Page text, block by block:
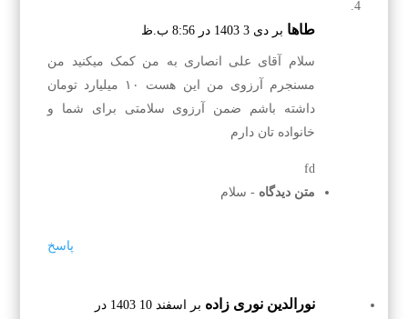
طاها بر دی 3 1403 در 8:56 ب.ظ
سلام آقای علی انصاری به من کمک میکنید من
مسنجرم آرزوی من این هست ۱۰ میلیارد تومان
داشته‌ باشم ضمن آرزوی سلامتی برای شما و
خانواده تان دارم
fd
متن دیدگاه - سلام
پاسخ
نورالدین نوری زاده
بر اسفند 10 1403 در